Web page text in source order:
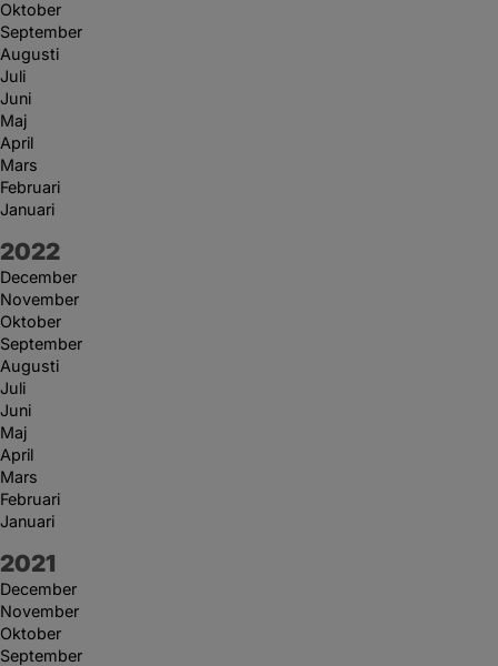
Oktober
September
Augusti
Juli
Juni
Maj
April
Mars
Februari
Januari
År:
2022
December
November
Oktober
September
Augusti
Juli
Juni
Maj
April
Mars
Februari
Januari
År:
2021
December
November
Oktober
September